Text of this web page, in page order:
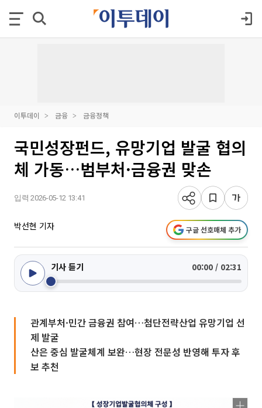
이투데이 금융 금융정책
국민성장펀드, 유망기업 발굴 협의
체 가동…범부처·금융권 맞손
입력 2026-05-12 13:41
박선현 기자 구글 선호매체 추가
기사 듣기 00:00 / 02:31
관계부처·민간 금융권 참여…첨단전략산업 유망기업 선
제 발굴
산은 중심 발굴체계 보완…현장 전문성 반영해 투자 후
보 추천